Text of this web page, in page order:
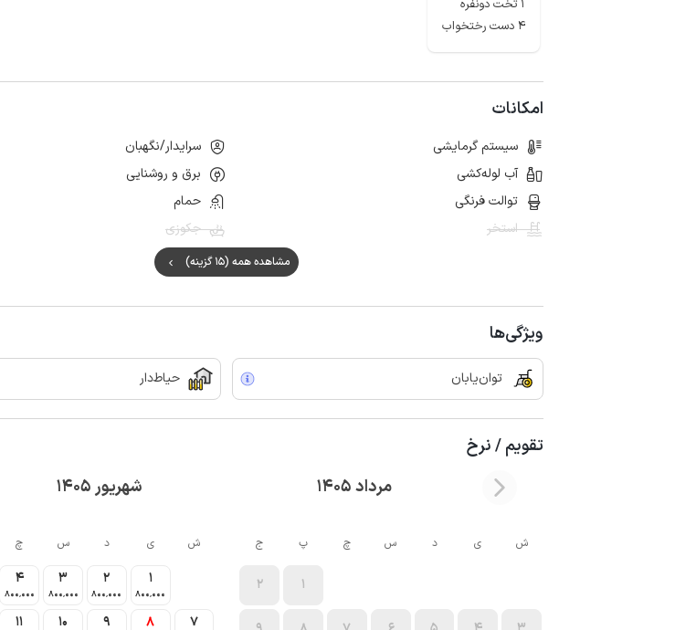
1 تخت دونفره
4 دست رختخواب
امکانات
سیستم گرمایشی
سرایدار/نگهبان
آب لوله‌کشی
برق و روشنایی
توالت فرنگی
حمام
استخر
جکوزی
مشاهده همه (15 گزینه)
ویژگی‌ها
توان‌یابان حیاط‌دار
تقویم / نرخ
مرداد 1405 شهریور 1405
ش ی د س چ پ ج
1
2
ش ی د س چ
1
800٬000
2
800٬000
3
800٬000
4
800٬000
7
8
9
10
11